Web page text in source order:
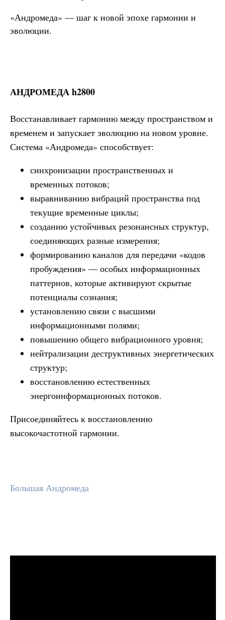
«Андромеда» — шаг к новой эпохе гармонии и
эволюции.
АНДРОМЕДА h2800
Восстанавливает гармонию между пространством и
временем и запускает эволюцию на новом уровне.
Система «Андромеда» способствует:
синхронизации пространственных и
временных потоков;
выравниванию вибраций пространства под
текущие временные циклы;
созданию устойчивых резонансных структур,
соединяющих разные измерения;
формированию каналов для передачи «кодов
пробуждения» — особых информационных
паттернов, которые активируют скрытые
потенциалы сознания;
установлению связи с высшими
информационными полями;
повышению общего вибрационного уровня;
нейтрализации деструктивных энергетических
структур;
восстановлению естественных
энергоинформационных потоков.
Присоединяйтесь к восстановлению
высокочастотной гармонии.
Большая Андромеда